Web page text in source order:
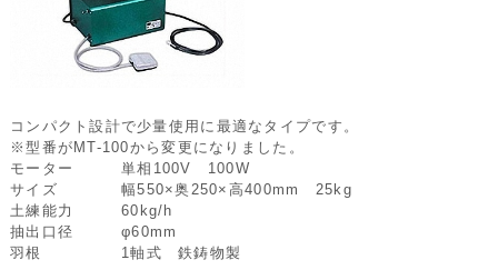
コンパクト設計で少量使用に最適なタイプです。
※型番がMT-100から変更になりました。
モーター
単相100V 100W
サイズ
幅550×奥250×高400mm 25kg
土練能力
60kg/h
抽出口径
φ60mm
羽根
1軸式 鉄鋳物製